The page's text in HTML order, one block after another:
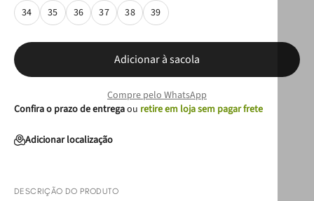
34
35 36 37 38 39
Adicionar à sacola
Compre pelo WhatsApp
Confira o prazo de entregaou retire em loja sem pagar frete
Adicionar localização
DESCRIÇÃO DO PRODUTO